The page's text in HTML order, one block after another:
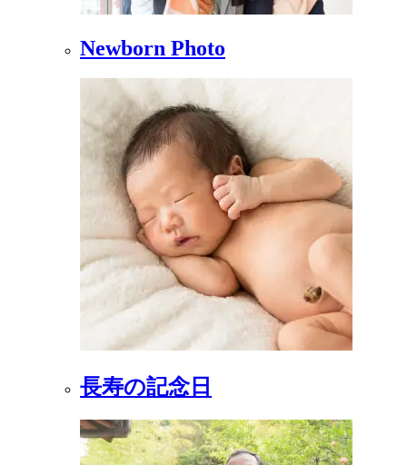
Newborn Photo
長寿の記念日